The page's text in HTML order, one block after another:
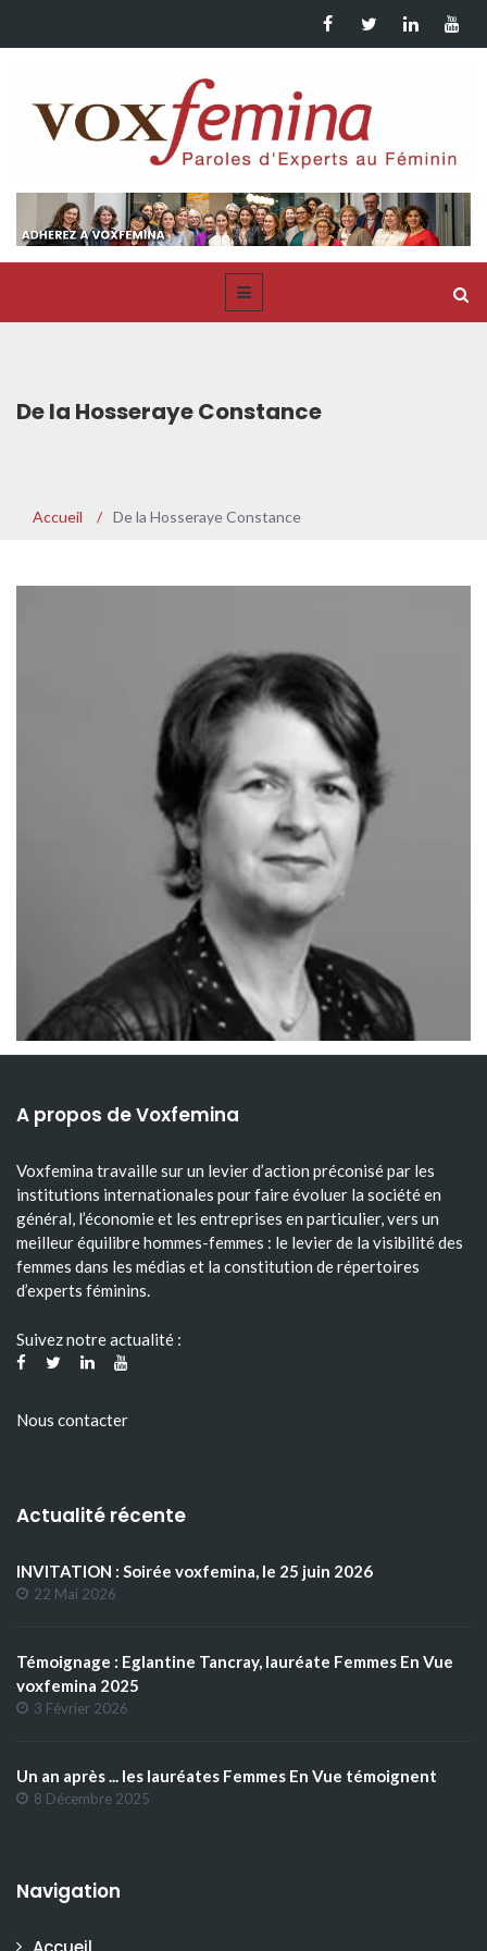
De la Hosseraye Constance
Accueil / De la Hosseraye Constance
A propos de Voxfemina
Voxfemina travaille sur un levier d’action préconisé par les
institutions internationales pour faire évoluer la société en
général, l’économie et les entreprises en particulier, vers un
meilleur équilibre hommes-femmes : le levier de la visibilité des
femmes dans les médias et la constitution de répertoires
d’experts féminins.
Suivez notre actualité :
Nous contacter
Actualité récente
INVITATION : Soirée voxfemina, le 25 juin 2026
22 Mai 2026
Témoignage : Eglantine Tancray, lauréate Femmes En Vue
voxfemina 2025
3 Février 2026
Un an après ... les lauréates Femmes En Vue témoignent
8 Décembre 2025
Navigation